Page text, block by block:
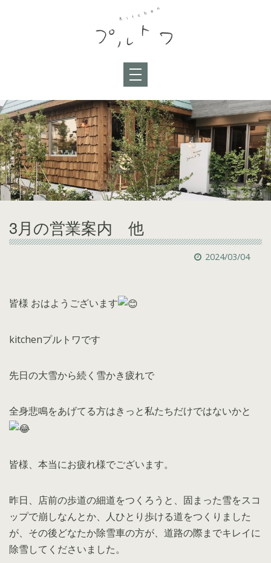
3月の営業案内 他
2024/03/04
皆様 おはようございます
kitchenプルトワです
先日の大雪から続く雪かき疲れで
全身悲鳴をあげてる方はきっと私たちだけではないかと
皆様、本当にお疲れ様でございます。
昨日、店前の歩道の細道をつくろうと、固まった雪をスコ
ップで崩しなんとか、人ひとり歩ける道をつくりました
が、その後どなたか除雪車の方が、道路の際までキレイに
除雪してくださいました。